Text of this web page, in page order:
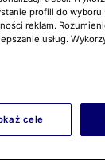
profili do wyboru
reklam.
usług.
cele